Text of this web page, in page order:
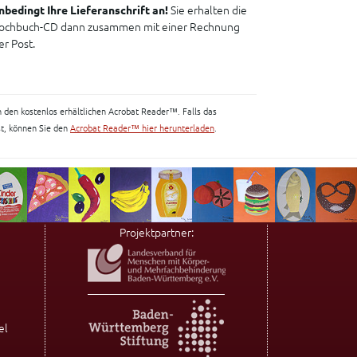
Ihre Lieferanschrift an!Sie erhalten die
CD dann zusammen mit einer Rechnung
Post.
kostenlos erhältlichen Acrobat Reader™. Falls das
können Sie den Acrobat Reader™ hier herunterladen
Projektpartner: